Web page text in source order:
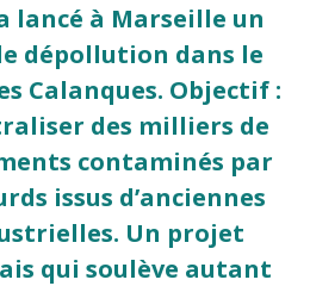
lancé à Marseille un
dépollution dans le
Calanques. Objectif :
des milliers de
contaminés par
issus d’anciennes
Un projet
qui soulève autant